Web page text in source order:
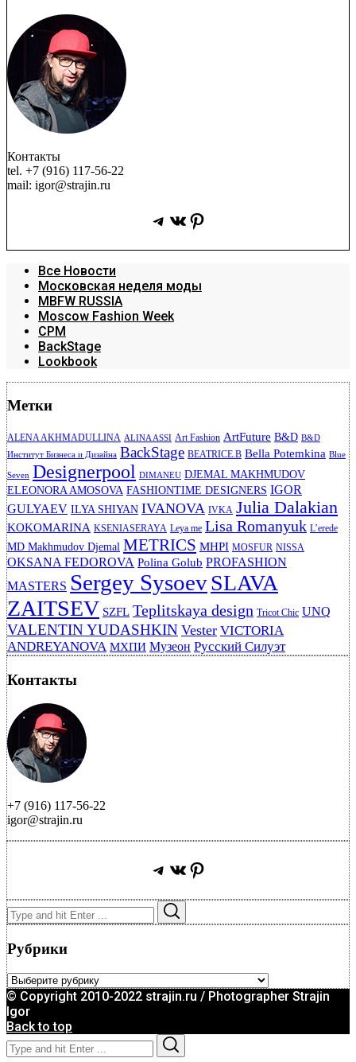
Контакты
tel. +7 (916) 117-56-22
mail: igor@strajin.ru
Telegram
ВКонтакте
Pinterest
Все Новости
Московская неделя моды
MBFW RUSSIA
Moscow Fashion Week
CPM
BackStage
Lookbook
Метки
ALENA AKHMADULLINA ALINA ASSI Art Fashion ArtFuture B&D B&D
Институт Бизнеса и Дизайна BackStage BEATRICE.B Bella Potemkina Blue
Seven Designerpool DIMANEU DJEMAL MAKHMUDOV
ELEONORA AMOSOVA FASHIONTIME DESIGNERS IGOR
GULYAEV ILYA SHIYAN IVANOVA IVKA Julia Dalakian
KOKOMARINA KSENIASERAYA Leya me Lisa Romanyuk L’erede
MD Makhmudov Djemal METRICS MHPI MOSFUR NISSA
OKSANA FEDOROVA Polina Golub PROFASHION
MASTERS Sergey SysoevSLAVA
ZAITSEV SZFL Teplitskaya design Tricot Chic UNQ
VALENTIN YUDASHKIN Vester VICTORIA
ANDREYANOVA МХПИ Музеон Русский Силуэт
Контакты
+7 (916) 117-56-22
igor@strajin.ru
Telegram
ВКонтакте
Pinterest
Search
for:
Рубрики
Рубрики
© Copyright 2010-2022 strajin.ru / Photographer Strajin
Igor
Back to top
Search
for: